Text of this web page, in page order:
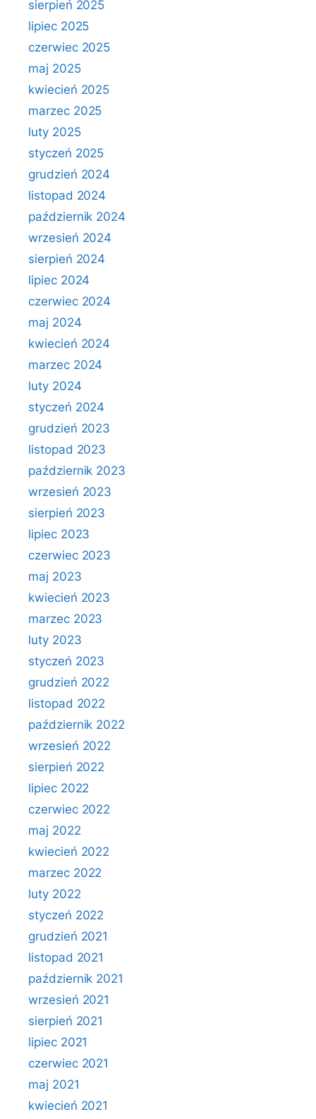
sierpień 2025
lipiec 2025
czerwiec 2025
maj 2025
kwiecień 2025
marzec 2025
luty 2025
styczeń 2025
grudzień 2024
listopad 2024
październik 2024
wrzesień 2024
sierpień 2024
lipiec 2024
czerwiec 2024
maj 2024
kwiecień 2024
marzec 2024
luty 2024
styczeń 2024
grudzień 2023
listopad 2023
październik 2023
wrzesień 2023
sierpień 2023
lipiec 2023
czerwiec 2023
maj 2023
kwiecień 2023
marzec 2023
luty 2023
styczeń 2023
grudzień 2022
listopad 2022
październik 2022
wrzesień 2022
sierpień 2022
lipiec 2022
czerwiec 2022
maj 2022
kwiecień 2022
marzec 2022
luty 2022
styczeń 2022
grudzień 2021
listopad 2021
październik 2021
wrzesień 2021
sierpień 2021
lipiec 2021
czerwiec 2021
maj 2021
kwiecień 2021